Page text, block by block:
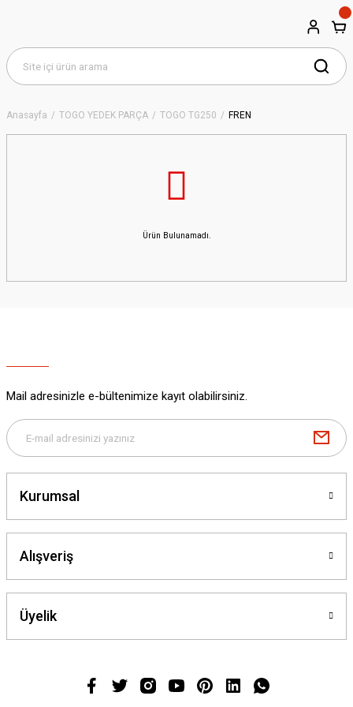
Anasayfa TOGO YEDEK PARÇA TOGO TG250 FREN
Ürün Bulunamadı.
Mail adresinizle e-bültenimize kayıt olabilirsiniz.
Kurumsal
Alışveriş
Üyelik